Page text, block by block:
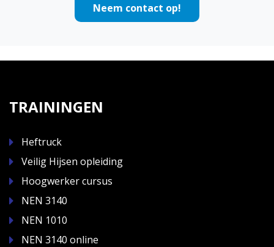
Neem contact op!
TRAININGEN
Heftruck
Veilig Hijsen opleiding
Hoogwerker cursus
NEN 3140
NEN 1010
NEN 3140 online